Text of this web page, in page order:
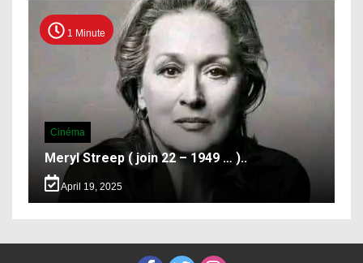
1 Minute
Cinéma
Meryl Streep ( join 22 – 1949 … )..
April 19, 2025